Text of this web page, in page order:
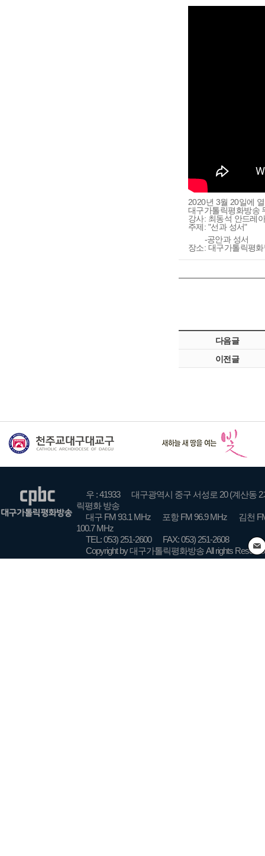
2020년 3월 20일에
대구가톨릭평화방송
강사: 최동석 안드레
주제: "선과 성서"
-공안과 성서
장소: 대구가톨릭평
다음글
이전글
우 : 41933
대구광역시 중구 서성로 20 (계산동 2
릭평화 방송
대구 FM 93.1 MHz
포항 FM 96.9 MHz
김천
100.7 MHz
TEL: 053) 251-2600
FAX: 053) 251-2608
Copyright by 대구가톨릭평화방송 All rights